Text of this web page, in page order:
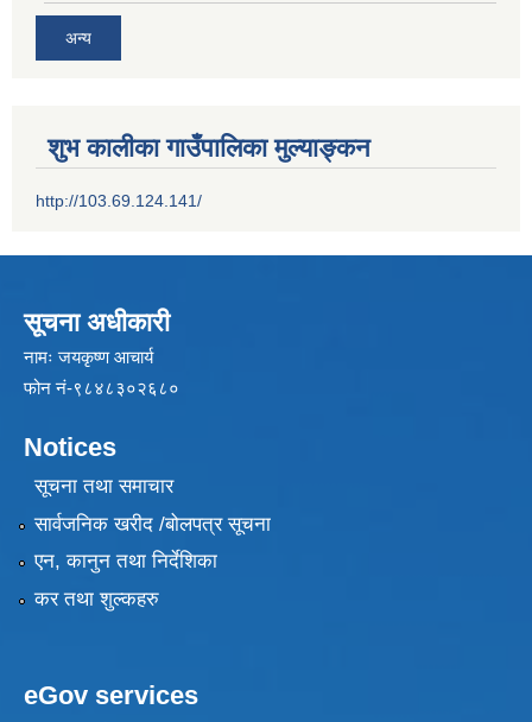
अन्य
शुभ कालीका गाउँपालिका मुल्याङ्कन
http://103.69.124.141/
सूचना अधीकारी
नामः जयकृष्ण आचार्य
फोन नं-९८४८३०२६८०
Notices
सूचना तथा समाचार
सार्वजनिक खरीद /बोलपत्र सूचना
एन, कानुन तथा निर्देशिका
कर तथा शुल्कहरु
eGov services